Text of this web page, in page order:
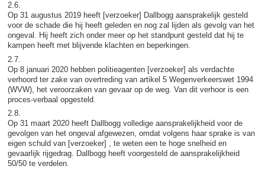
2.6.
Op 31 augustus 2019 heeft [verzoeker] Dallbogg aansprakelijk gesteld
voor de schade die hij heeft geleden en nog zal lijden als gevolg van het
ongeval. Hij heeft zich onder meer op het standpunt gesteld dat hij te
kampen heeft met blijvende klachten en beperkingen.
2.7.
Op 8 januari 2020 hebben politieagenten [verzoeker] als verdachte
verhoord ter zake van overtreding van artikel 5 Wegenverkeerswet 1994
(WVW), het veroorzaken van gevaar op de weg. Van dit verhoor is een
proces-verbaal opgesteld.
2.8.
Op 31 maart 2020 heeft Dallbogg volledige aansprakelijkheid voor de
gevolgen van het ongeval afgewezen, omdat volgens haar sprake is van
eigen schuld van [verzoeker] , te weten een te hoge snelheid en
gevaarlijk rijgedrag. Dallbogg heeft voorgesteld de aansprakelijkheid
50/50 te verdelen.